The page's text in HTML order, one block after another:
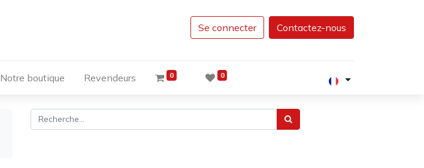
Se connecter Contactez-nous
Notre boutique Revendeurs 0 0